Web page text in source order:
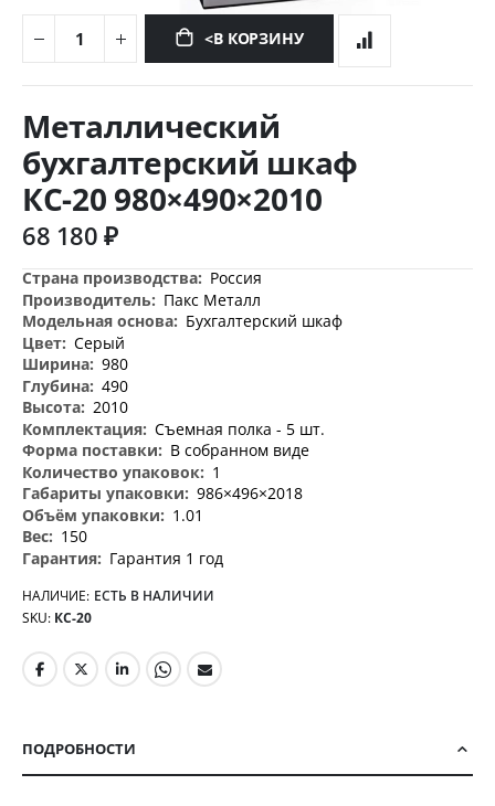
<В КОРЗИНУ
к
началу
галереи
изображений
Металлический
бухгалтерский шкаф
КС-20 980×490×2010
68 180 ₽
Дополнительная
информация
Россия
Пакс Металл
Бухгалтерский шкаф
Серый
980
490
2010
Съемная полка - 5 шт.
В собранном виде
1
986×496×2018
1.01
150
Гарантия 1 год
НАЛИЧИЕ: ЕСТЬ В НАЛИЧИИ
SKU КС-20
ПОДРОБНОСТИ